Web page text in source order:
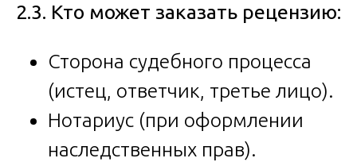
2.3. Кто может заказать рецензию:
Сторона судебного процесса
(истец, ответчик, третье лицо).
Нотариус (при оформлении
наследственных прав).